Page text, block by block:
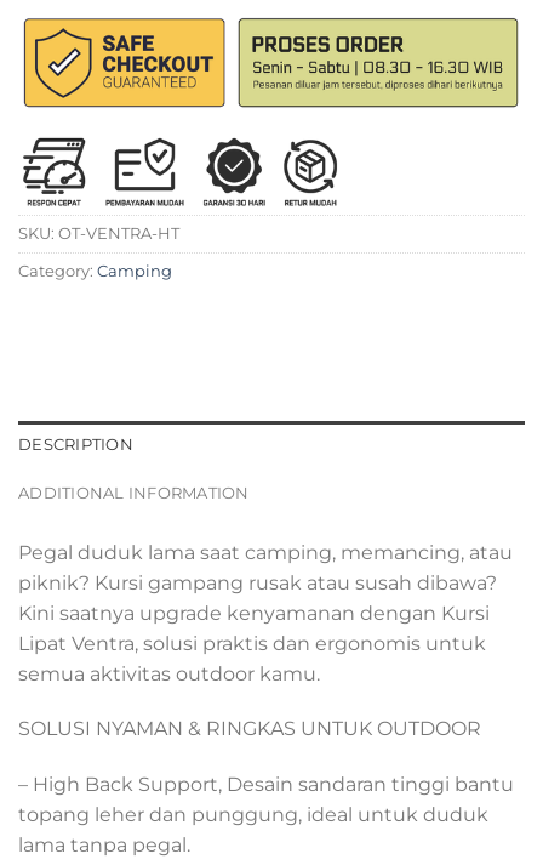
SKU: OT-VENTRA-HT
Category: Camping
DESCRIPTION
ADDITIONAL INFORMATION
Pegal duduk lama saat camping, memancing, atau
piknik? Kursi gampang rusak atau susah dibawa?
Kini saatnya upgrade kenyamanan dengan Kursi
Lipat Ventra, solusi praktis dan ergonomis untuk
semua aktivitas outdoor kamu.
SOLUSI NYAMAN & RINGKAS UNTUK OUTDOOR
– High Back Support, Desain sandaran tinggi bantu
topang leher dan punggung, ideal untuk duduk
lama tanpa pegal.